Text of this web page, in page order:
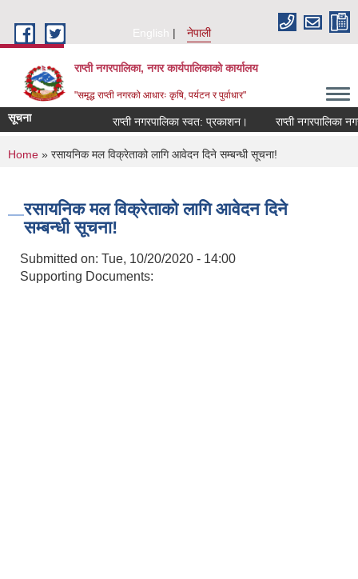
English
नेपाली
राप्ती नगरपालिका, नगर कार्यपालिकाको कार्यालय
"समृद्ध राप्ती नगरको आधारः कृषि, पर्यटन र पुर्वाधार"
सूचना राप्ती नगरपालिका स्वत: प्रकाशन। राप्ती नगरपालिका
You are here
Home » रसायनिक मल विक्रेताको लागि आवेदन दिने सम्बन्धी सूचना!
रसायनिक मल विक्रेताको लागि आवेदन दिने
सम्बन्धी सूचना!
Submitted on: Tue, 10/20/2020 - 14:00
Supporting Documents: